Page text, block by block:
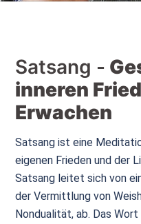
Satsang -
inneren
Erwachen
Satsang ist eine
eigenen Frieden und der
Satsang leitet sich von
der Vermittlung von
Nondualität, ab. Das